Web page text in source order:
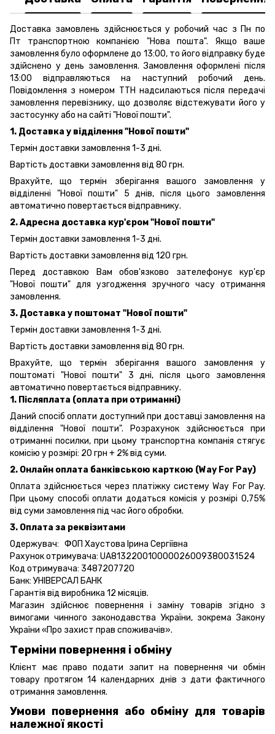
Доставка замовлень здійснюється у робочий час з Пн по
Пт транспортною компанією "Нова пошта". Якщо ваше
замовлення було оформлене до 13:00, то його відправку буде
здійснено у день замовлення. Замовлення оформлені після
13:00 відправляються на наступний робочий день.
Повідомлення з номером ТТН надсилаються після передачі
замовлення перевізнику, що дозволяє відстежувати його у
застосунку або на сайті "Нової пошти".
1. Доставка у відділення "Нової пошти"
Термін доставки замовлення 1-3 дні.
Вартість доставки замовлення від 80 грн.
Врахуйте, що термін зберігання вашого замовлення у
відділенні "Нової пошти" 5 днів, після цього замовлення
автоматично повертається відправнику.
2. Адресна доставка кур'єром "Нової пошти"
Термін доставки замовлення 1-3 дні.
Вартість доставки замовлення від 120 грн.
Перед доставкою Вам обов'язково зателефонує кур'єр
"Нової пошти" для узгодження зручного часу отримання
замовлення.
3. Доставка у поштомат "Нової пошти"
Термін доставки замовлення 1-3 дні.
Вартість доставки замовлення від 80 грн.
Врахуйте, що термін зберігання вашого замовлення у
поштоматі "Нової пошти" 3 дні, після цього замовлення
автоматично повертається відправнику.
1. Післяплата (оплата при отриманні)
Даний спосіб оплати доступний при доставці замовлення на
відділення "Нової пошти". Розрахунок здійснюється при
отриманні посилки, при цьому транспортна компанія стягує
комісію у розмірі: 20 грн + 2% від суми.
2. Онлайн оплата банківською карткою (Way For Pay)
Оплата здійснюється через платіжку систему Way For Pay.
При цьому способі оплати додаться комісія у розмірі 0,75%
від суми замовлення під час його обробки.
3. Оплата за реквізитами
Одержувач: ФОП Хаустова Ірина Сергіївна
Рахунок отримувача: UA813220010000026009380031524
Код отримувача: 3487207720
Банк: УНІВЕРСАЛ БАНК
Гарантія від виробника 12 місяців.
Магазин здійснює повернення і заміну товарів згідно з
вимогами чинного законодавства України, зокремаЗакону
України «Про захист прав споживачів».
Терміни повернення і обміну
Клієнт має право подати запит на повернення чи обмін
товару протягом 14 календарних днів з дати фактичного
отримання замовлення.
Умови повернення або обміну для товарів
належної якості